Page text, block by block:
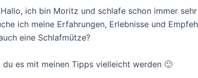
Hallo, ich bin Moritz und schlafe schon immer
ich meine Erfahrungen, Erlebnisse und
eine Schlafmütze?
du es mit meinen Tipps vielleicht werden 🙂